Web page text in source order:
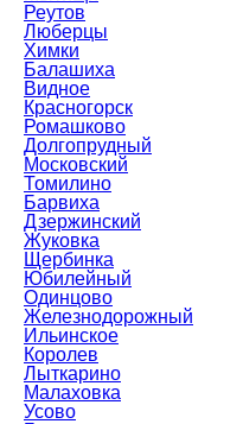
Реутов
Люберцы
Химки
Балашиха
Видное
Красногорск
Ромашково
Долгопрудный
Московский
Томилино
Барвиха
Дзержинский
Жуковка
Щербинка
Юбилейный
Одинцово
Железнодорожный
Ильинское
Королев
Лыткарино
Малаховка
Усово